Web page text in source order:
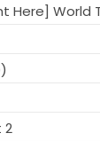
Here] World
2